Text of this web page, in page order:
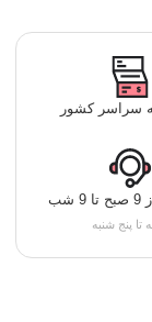
سراسر کشور
شب
تا پنج شنبه